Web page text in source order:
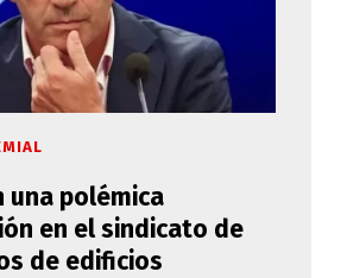
una polémica
en el sindicato de
de edificios